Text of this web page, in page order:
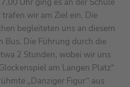
wir am Ziel ein. Die
begleiteten uns an diesem
Bus. Die Führung durch die
2 Stunden, wobei wir uns
am Langen Platz“
„Danziger Figur“ aus